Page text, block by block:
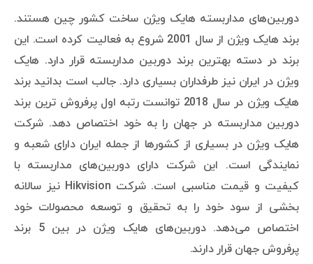
دوربین‌های مداربسته هایک ویژن ساخت کشور چین هستند.
برند هایک ویژن از سال 2001 شروع به فعالیت کرده است. این
برند در دسته بهترین برند دوربین مداربسته قرار دارد. هایک
ویژن در ایران نیز طرفداران بسیاری دارد. جالب است بدانید برند
هایک ویژن در سال 2018 توانست رتبه اول پرفروش ترین برند
دوربین مداربسته در جهان را به خود اختصاص دهد. شرکت
هایک ویژن در بسیاری از کشورها از جمله ایران دارای شعبه و
نمایندگی است. این شرکت دارای دوربین‌های مداربسته با
کیفیت و قیمت مناسبی است. شرکت Hikvision نیز سالانه
بخشی از سود خود را به تحقیق و توسعه محصولات خود
اختصاص می‌دهد. دوربین‌های هایک ویژن در بین 5 برند
پرفروش جهان قرار دارند.